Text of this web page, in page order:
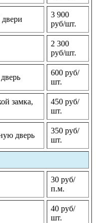
двери
3 900
руб/шт.
2 300
руб/шт.
600 руб/
шт.
замка,
450 руб/
шт.
дверь
350 руб/
шт.
30 руб/
п.м.
40 руб/
шт.